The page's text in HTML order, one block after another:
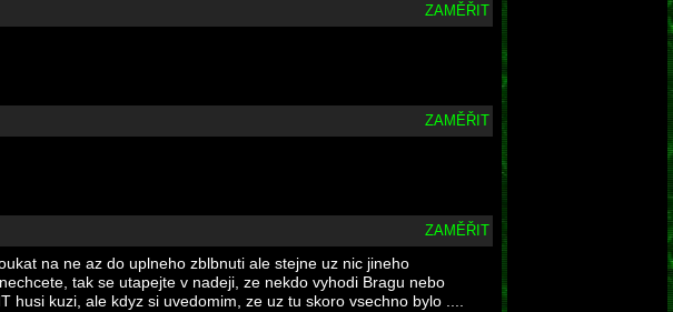
ZAMĚŘIT
ZAMĚŘIT
ZAMĚŘIT
na ne az do uplneho zblbnuti ale stejne uz nic jineho
tak se utapejte v nadeji, ze nekdo vyhodi Bragu nebo
husi kuzi, ale kdyz si uvedomim, ze uz tu skoro vsechno bylo ....